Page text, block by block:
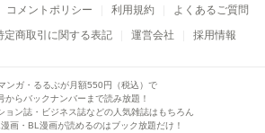
コメントポリシー 利用規約
よくあるご質問
定商取引に関する表記 運営会社 採用情報
ンガ・るるぶが月額550円（税込）で
からバックナンバーまで読み放題！
ョン誌・ビジネス誌などの人気雑誌はもちろん
画・BL漫画が読めるのはブック放題だけ！